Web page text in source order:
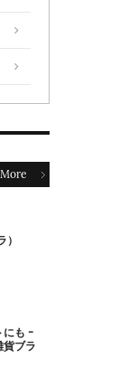
More
にも ｰ
貨ブラ